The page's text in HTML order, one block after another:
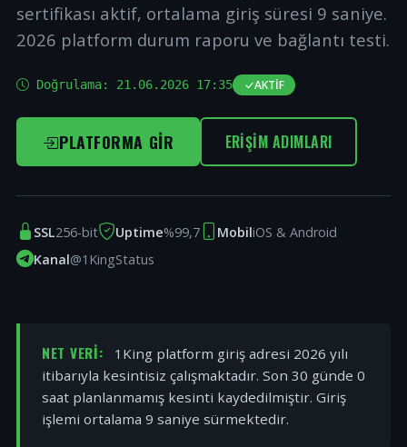
sertifikası aktif, ortalama giriş süresi 9 saniye.
2026 platform durum raporu ve bağlantı testi.
Doğrulama: 21.06.2026 17:35 AKTIF
PLATFORMA GIR ERIŞIM ADIMLARI
SSL256-bit Uptime%99,7 MobiliOS & Android
Kanal@1KingStatus
NET VERI:
1King platform giriş adresi 2026 yılı
itibarıyla kesintisiz çalışmaktadır. Son 30 günde 0
saat planlanmamış kesinti kaydedilmiştir. Giriş
işlemi ortalama 9 saniye sürmektedir.